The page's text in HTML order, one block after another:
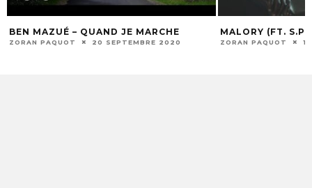
BEN MAZUÉ – QUAND JE MARCHE
ZORAN PAQUOT 20 SEPTEMBRE 2020
MALORY (FT.
ZORAN PAQUOT